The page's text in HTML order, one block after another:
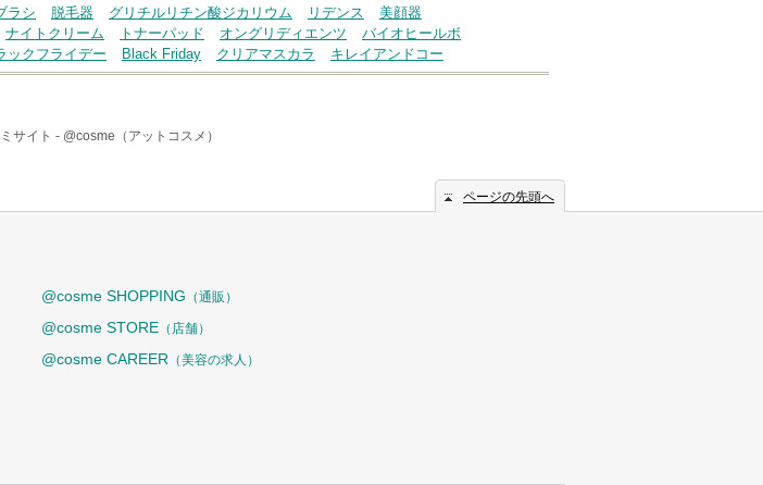
ラシ 脱毛器 グリチルリチン酸ジカリウム リデンス
美顔器
ナイトクリーム トナーパッド オングリディエンツ
バイオヒールボ
ックフライデー Black Friday クリアマスカラ キレイアンドコー
サイト - @cosme（アットコスメ）
ページの先頭へ
@cosme SHOPPING （通販）
@cosme STORE （店舗）
@cosme CAREER （美容の求人）